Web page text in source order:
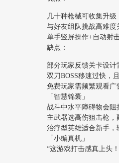
几十种枪械可收集升
与好友组队挑战高难
单手竖屏操作+自动射
缺点：
部分玩家反馈关卡设
双刀BOSS移速过快，
免费玩家需频繁观看
「智慧锦囊」
战斗中水平障碍物会阻
主武器选高伤狙击枪
治疗型英雄适合新手，
「小编真机」
“这游戏打击感真上头